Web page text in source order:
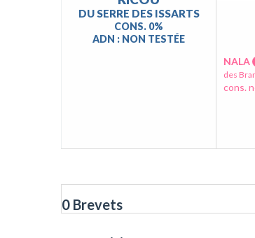
DU SERRE DES ISSARTS
CONS. 0%
ADN : NON TESTÉE
NALA
des
cons.
0 Brevets